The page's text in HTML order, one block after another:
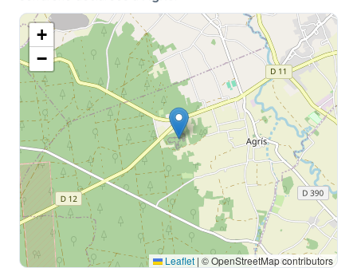
+
−
Leaflet | © OpenStreetMap contributors